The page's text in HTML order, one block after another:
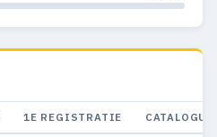
1E REGISTRATIE